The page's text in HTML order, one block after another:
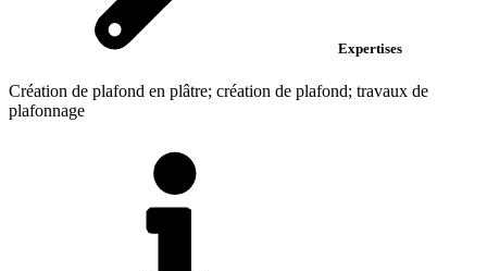
Expertises
Création de plafond en plâtre; création de plafond; travaux de
plafonnage